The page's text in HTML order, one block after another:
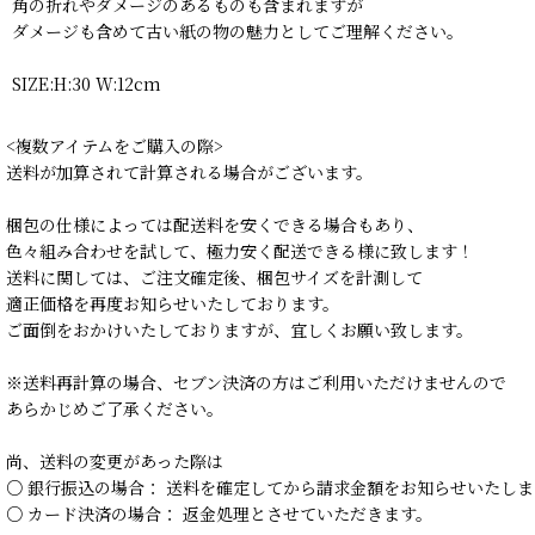
角の折れやダメージのあるものも含まれますが
ダメージも含めて古い紙の物の魅力としてご理解ください。
SIZE:H:30 W:12cm
<複数アイテムをご購入の際>
送料が加算されて計算される場合がございます。
梱包の仕様によっては配送料を安くできる場合もあり、
色々組み合わせを試して、極力安く配送できる様に致します！
送料に関しては、ご注文確定後、梱包サイズを計測して
適正価格を再度お知らせいたしております。
ご面倒をおかけいたしておりますが、宜しくお願い致します。
※送料再計算の場合、セブン決済の方はご利用いただけませんので
あらかじめご了承ください。
尚、送料の変更があった際は
○ 銀行振込の場合： 送料を確定してから請求金額をお知らせいたし
○ カード決済の場合： 返金処理とさせていただきます。